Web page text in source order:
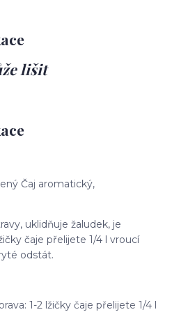
lišit
Čaj aromatický,
uklidňuje žaludek, je
čaje přelijete 1/4 l vroucí
odstát.
1-2 lžičky čaje přelijete 1/4 l